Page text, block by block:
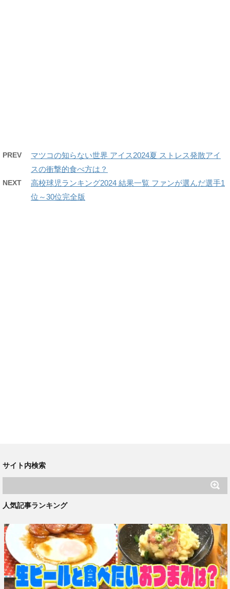
PREV
マツコの知らない世界 アイス2024夏 ストレス発散アイ
スの衝撃的食べ方は？
NEXT
高校球児ランキング2024 結果一覧 ファンが選んだ選手1
位～30位完全版
サイト内検索
人気記事ランキング